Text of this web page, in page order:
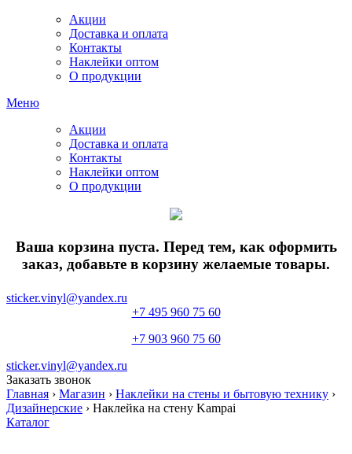
Акции
Доставка и оплата
Контакты
Наклейки оптом
О продукции
Меню
Акции
Доставка и оплата
Контакты
Наклейки оптом
О продукции
Ваша корзина пуста. Перед тем, как оформить
заказ, добавьте в корзину желаемые товары.
sticker.vinyl@yandex.ru
+7 495 960 75 60
+7 903 960 75 60
sticker.vinyl@yandex.ru
Заказать звонок
Главная › Магазин › Наклейки на стены и бытовую технику ›
Дизайнерские › Наклейка на стену Kampai
Каталог